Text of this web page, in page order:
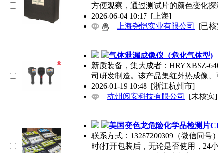
方便观察，通过测试片的颜色变化探
2026-06-04 10:17 [上海]
上海尧恺实业有限公司
[已
气体泄漏成像仪（危化气体型)
新质装备，集大成者：HRYXBSZ-
司研发制造。该产品集红外热成像、
2026-01-19 10:48 [浙江杭州市]
杭州阅安科技有限公司
[未核实]
美国变色龙危险化学品检测片
联系方式：13287200309（微信同
时(打开包装后，无论是否使用，24